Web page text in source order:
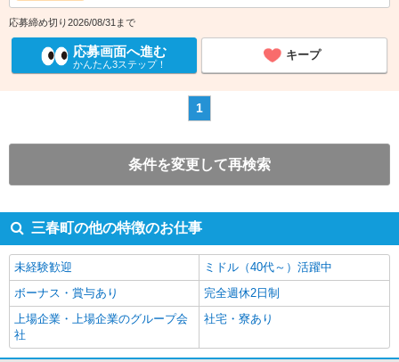
応募締め切り2026/08/31まで
応募画面へ進む
かんたん3ステップ！
キープ
1
条件を変更して再検索
三春町の他の特徴のお仕事
未経験歓迎
ミドル（40代～）活躍中
ボーナス・賞与あり
完全週休2日制
上場企業・上場企業のグループ会
社
社宅・寮あり